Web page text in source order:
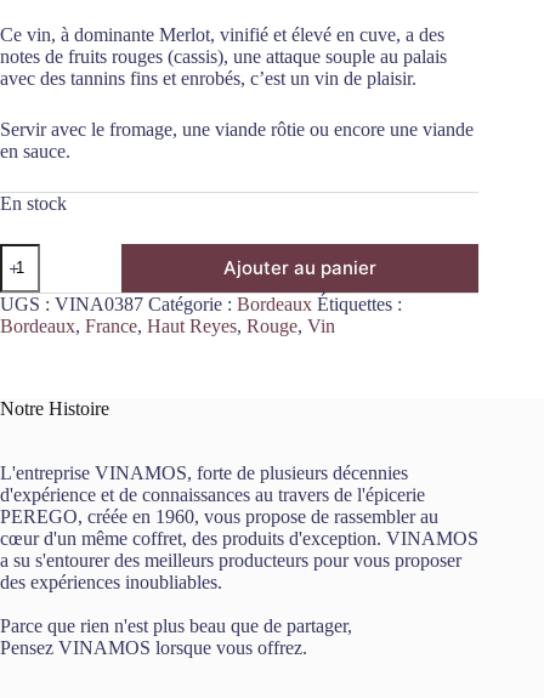
Ce vin, à dominante Merlot, vinifié et élevé en cuve, a des
notes de fruits rouges (cassis), une attaque souple au palais
avec des tannins fins et enrobés, c’est un vin de plaisir.
Servir avec le fromage, une viande rôtie ou encore une viande
en sauce.
En stock
quantité
de
Haut
Reys
Rouge
Ajouter au panier
UGS : VINA0387 Catégorie : Bordeaux Étiquettes :
Bordeaux, France, Haut Reyes, Rouge, Vin
Notre Histoire
L'entreprise VINAMOS, forte de plusieurs décennies
d'expérience et de connaissances au travers de l'épicerie
PEREGO, créée en 1960, vous propose de rassembler au
cœur d'un même coffret, des produits d'exception. VINAMOS
a su s'entourer des meilleurs producteurs pour vous proposer
des expériences inoubliables.
Parce que rien n'est plus beau que de partager,
Pensez VINAMOS lorsque vous offrez.